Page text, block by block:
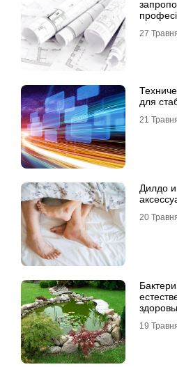
27
для
21
Дилдо
20
19